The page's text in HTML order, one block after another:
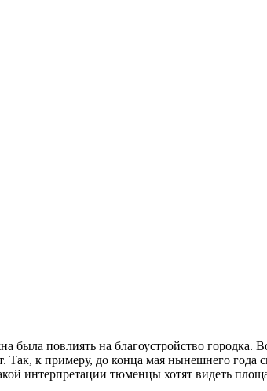
была повлиять на благоустройство городка.
Так, к примеру, до конца мая нынешнего
интерпретации тюменцы хотят видеть